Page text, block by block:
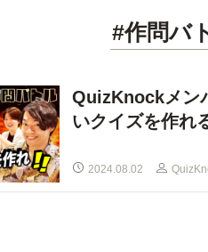
#作問バ
QuizKnockメン
いクイズを作れ
2024.08.02